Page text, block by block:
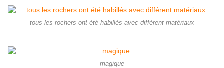
tous les rochers ont été habillés avec différent matériaux
magique